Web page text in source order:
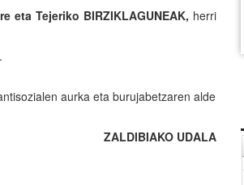
eta Tejeriko BIRZIKLAGUNEAK, herri
aurka eta burujabetzaren alde
ZALDIBIAKO UDALA